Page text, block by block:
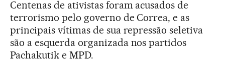
Centenas de ativistas foram acusados de
terrorismo pelo governo de Correa, e as
principais vítimas de sua repressão seletiva
são a esquerda organizada nos partidos
Pachakutik e MPD.